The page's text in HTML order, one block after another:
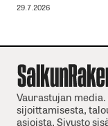
29.7.2026
Vaurastujan
sijoittamisesta,
asioista. Sivusto